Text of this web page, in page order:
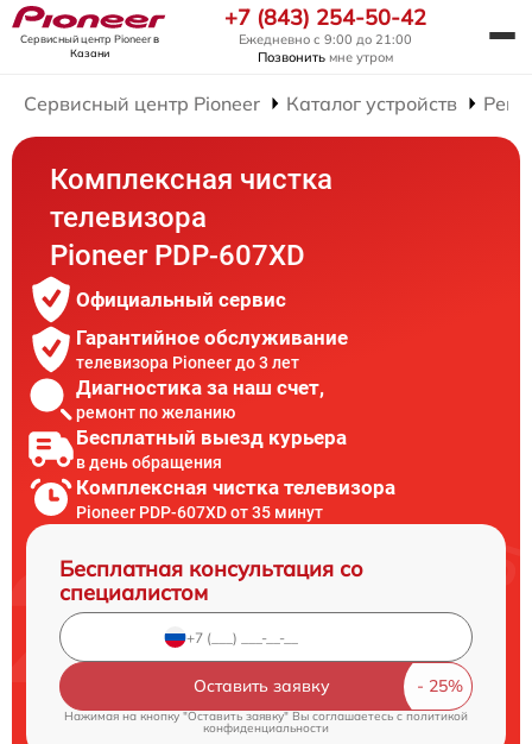
Сервисный центр Pioneerв
Казани
+7 (843) 254-50-42
Ежедневно с 9:00 до 21:00
Позвонить мне утром
Сервисный центр Pioneer Каталог устройств
Комплексная чистка
телевизора
Pioneer PDP-607XD
Официальный сервис
Гарантийное обслуживание
телевизора Pioneer до 3 лет
Диагностика за наш счет,
ремонт по желанию
Бесплатный выезд курьера
в день обращения
Комплексная чистка телевизора
Pioneer PDP-607XD от 35 минут
Бесплатная консультация со
специалистом
Оставить заявку
Нажимая на кнопку "Оставить заявку" Вы соглашаетесь cполитикой
конфиденциальности